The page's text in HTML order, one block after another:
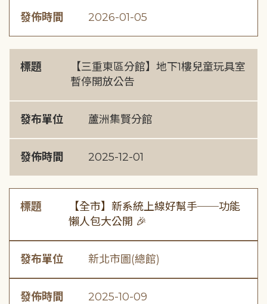
發佈時間 2026-01-05
標題
【三重東區分館】地下1樓兒童玩具室
暫停開放公告
發布單位 蘆洲集賢分館
發佈時間 2025-12-01
標題
【全市】新系統上線好幫手──功能
懶人包大公開 🎉
發布單位 新北市圖(總館)
發佈時間 2025-10-09